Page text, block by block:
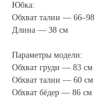
Юбка:
Обхват талии —
Длина — 38 см
Параметры модели:
Обхват груди — 83 см
Обхват талии — 60 см
Обхват бёдер — 86 см